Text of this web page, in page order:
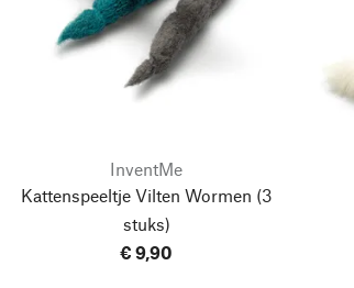
InventMe
Kattenspeeltje Vilten Wormen (3
stuks)
€ 9,90